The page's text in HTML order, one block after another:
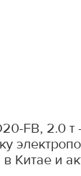
FB,
Китае и